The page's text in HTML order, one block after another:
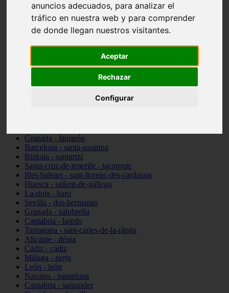
anuncios adecuados, para analizar el
tráfico en nuestra web y para comprender
de donde llegan nuestros visitantes.
Aceptar
Rechazar
Configurar
Córdoba - almedinilla
Navarra - zangoza
Cantabria - arenas-de-iguña
Barcelona - la-pobla-de-lillet
Murcia - cartagena
Madrid - nuevo-baztán
Granada - lanjarón
Barcelona - santa-susanna
Bizkaia - santurtzi
Santa-cruz-de-tenerife - tacoronte
Illes-balears - sant-llorenç-des-cardassar
Huesca - sallent-de-gállego
La-rioja - haro
Sevilla - dos-hermanas
Granada - salobreña
Cantabria - laredo
Tarragona - sant-carles-de-la-ràpita
Alicante - dénia
Cádiz - cádiz
Málaga - nerja
León - león
Navarra - pamplona
Cantabria - santander